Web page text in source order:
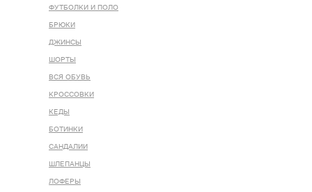
ФУТБОЛКИ И ПОЛО
БРЮКИ
ДЖИНСЫ
ШОРТЫ
ВСЯ ОБУВЬ
КРОССОВКИ
КЕДЫ
БОТИНКИ
САНДАЛИИ
ШЛЕПАНЦЫ
ЛОФЕРЫ